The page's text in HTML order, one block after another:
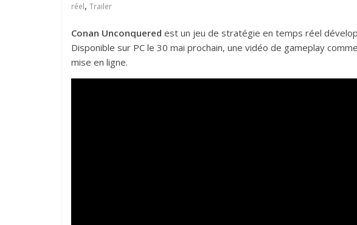
réel, Trailer
Conan Unconquered est un jeu de stratégie en temps réel
Disponible sur PC le 30 mai prochain, une vidéo de gameplay
mise en ligne.